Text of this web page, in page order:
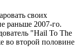
своих
раньше 2007-го.
"Hail To The
во второй половине